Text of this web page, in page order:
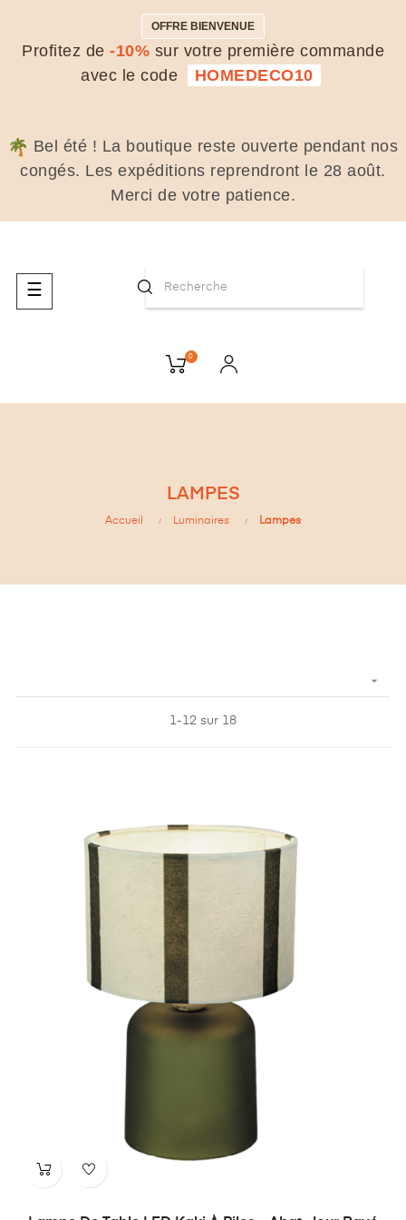
OFFRE BIENVENUE
Profitez de -10% sur votre première commande
avec le code
HOMEDECO10
Bel été ! La boutique reste ouverte pendant nos
congés. Les expéditions reprendront le 28 août.
Merci de votre patience.
Basculer
la
☰
0
LAMPES
Accueil Luminaires Lampes

1-12 sur 18